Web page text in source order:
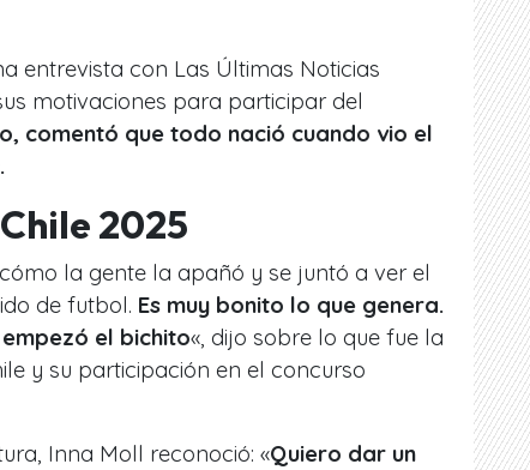
entrevista con Las Últimas Noticias
motivaciones para participar del
comentó que todo nació cuando vio el
2025
la gente la apañó y se juntó a ver el
de futbol. Es muy bonito lo que genera.
el bichito«, dijo sobre lo que fue la
y su participación en el concurso
Inna Moll reconoció: «Quiero dar un